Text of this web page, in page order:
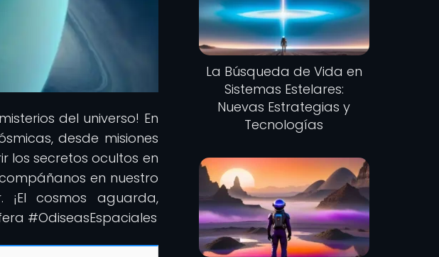
del universo! En
desde misiones
los secretos ocultos en
en nuestro
¡El cosmos aguarda,
#OdiseasEspaciales
La Búsqueda de Vida en
Sistemas Estelares:
Nuevas Estrategias y
Tecnologías